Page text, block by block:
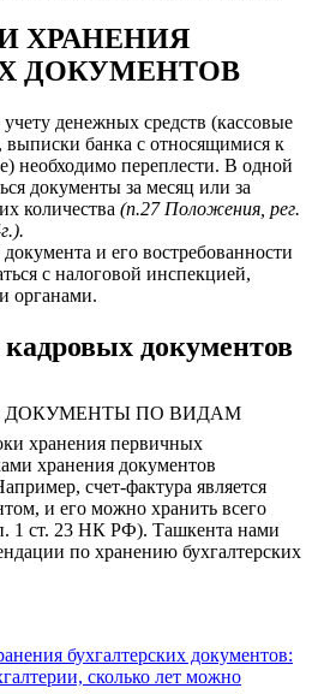
ХРАНЕНИЯ
ДОКУМЕНТОВ
денежных средств (кассовые
выписки банка с относящимися к
необходимо переплести. В одной
документы за месяц или за
количества (п.27 Положения, рег.
и его востребованности
с налоговой инспекцией,
органами.
документов
ДОКУМЕНТЫ ПО ВИДАМ
хранения первичных
хранения документов
счет-фактура является
и его можно хранить всего
1 ст. 23 НК РФ). Ташкента нами
по хранению бухгалтерских
бухгалтерских документов:
сколько лет можно